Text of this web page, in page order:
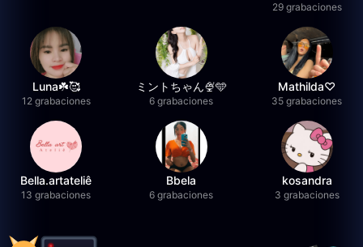
29 grabaciones
Luna☘️🥰
12 grabaciones
ミントちゃん🍨🩵
6 grabaciones
Mathilda♡︎
35 grabaciones
Bella.artateliê
13 grabaciones
Bbela
6 grabaciones
kosandra
3 grabaciones